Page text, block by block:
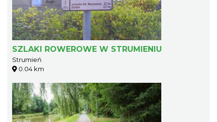
SZLAKI ROWEROWE W STRUMIENIU
Strumień
0.04 km